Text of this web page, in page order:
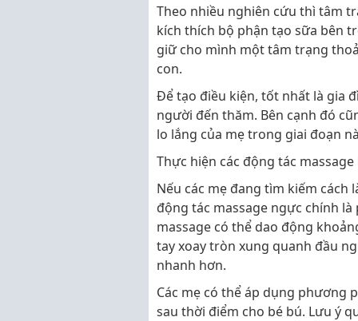
Theo nhiều nghiên cứu thì tâm
kích thích bộ phận tạo sữa bên
giữ cho mình một tâm trạng
con.
Để tạo điều kiện, tốt nhất là gia
người đến thăm. Bên cạnh đó
lo lắng của mẹ trong giai đoạn
Thực hiện các động tác
Nếu các mẹ đang tìm kiếm cách
động tác massage ngực chính
massage có thể dao động
tay xoay tròn xung quanh đầu
nhanh hơn.
Các mẹ có thể áp dụng phương
sau thời điểm cho bé bú. Lưu ý